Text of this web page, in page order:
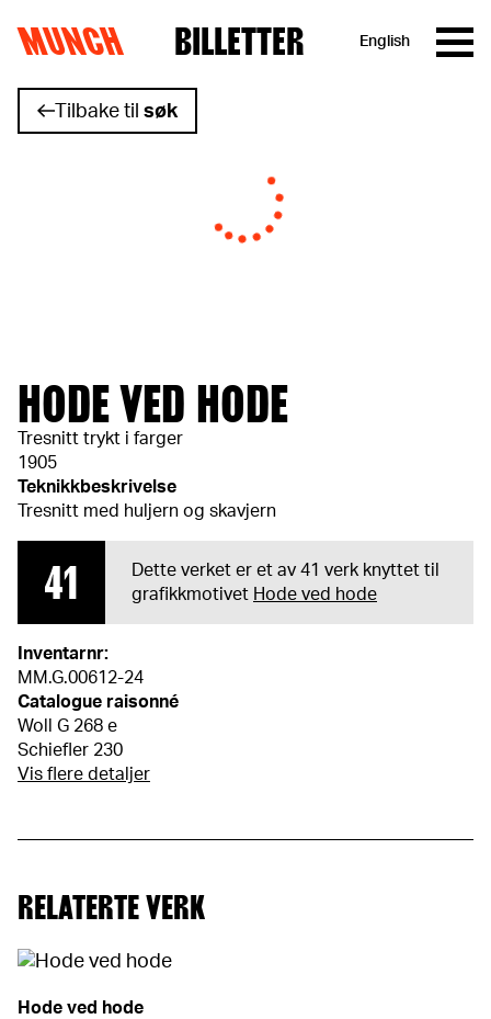
Hopp til innhold
MUNCH BILLETTER English
Tilbake til søk
HODE VED HODE
Tresnitt trykt i farger
1905
Teknikkbeskrivelse
Tresnitt med huljern og skavjern
41
Dette verket er et av 41 verk knyttet til
grafikkmotivet Hode ved hode
Inventarnr:
MM.G.00612-24
Catalogue raisonné
Woll G 268 e
Schiefler 230
Vis flere detaljer
RELATERTE VERK
Hode ved hode